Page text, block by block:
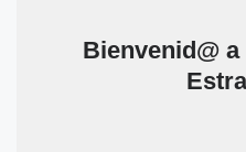
Bienvenid@